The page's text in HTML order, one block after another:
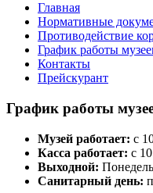
Главная
Нормативные
Противодействие
График работы
Контакты
Прейскурант
График работы
Музей работает: с
Касса работает: с
Выходной:
Санитарный день: